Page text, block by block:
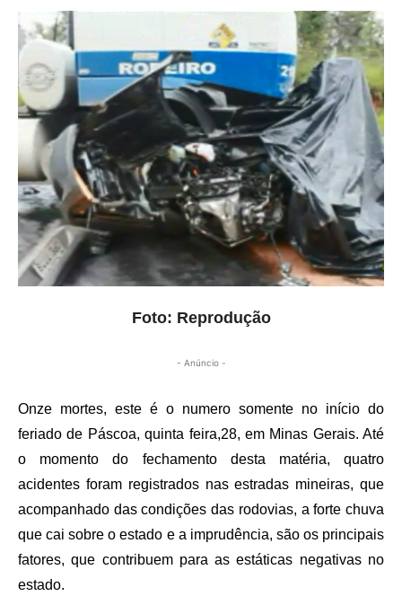
Foto: Reprodução
- Anúncio -
Onze mortes, este é o numero somente no início do
feriado de Páscoa, quinta feira,28, em Minas Gerais. Até
o momento do fechamento desta matéria, quatro
acidentes foram registrados nas estradas mineiras, que
acompanhado das condições das rodovias, a forte chuva
que cai sobre o estado e a imprudência, são os principais
fatores, que contribuem para as estáticas negativas no
estado.